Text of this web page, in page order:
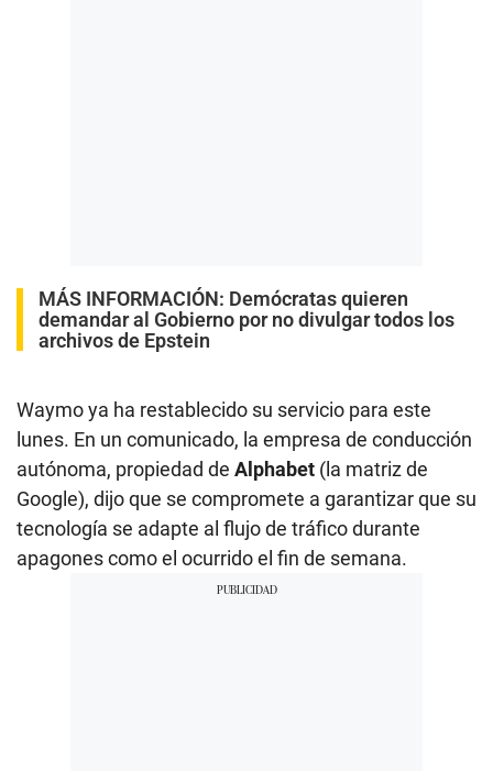
MÁS INFORMACIÓN: Demócratas quieren
demandar al Gobierno por no divulgar todos los
archivos de Epstein
Waymo ya ha restablecido su servicio para este
lunes. En un comunicado, la empresa de conducción
autónoma, propiedad de Alphabet (la matriz de
Google), dijo que se compromete a garantizar que su
tecnología se adapte al flujo de tráfico durante
apagones como el ocurrido el fin de semana.